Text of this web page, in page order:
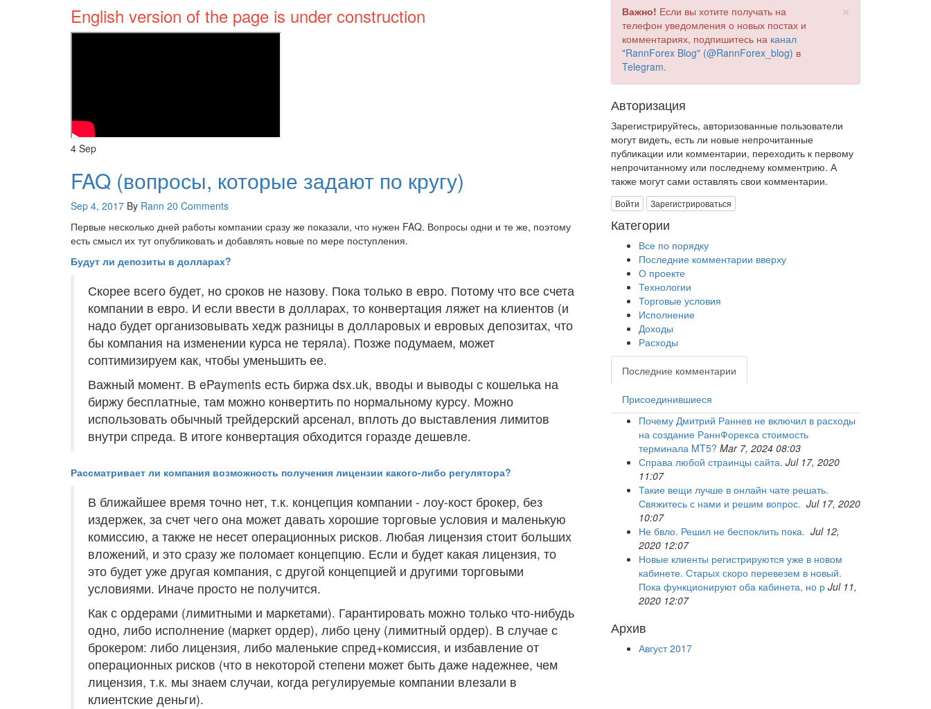
English version of the page is under construction
4 Sep
FAQ (вопросы, которые задают по кругу)
Sep 4, 2017 By Rann 20 Comments
Первые несколько дней работы компании сразу же показали, что нужен FAQ. Вопросы одни и те же, поэтому
есть смысл их тут опубликовать и добавлять новые по мере поступления.
Будут ли депозиты в долларах?
Скорее всего будет, но сроков не назову. Пока только в евро. Потому что все счета
компании в евро. И если ввести в долларах, то конвертация ляжет на клиентов (и
надо будет организовывать хедж разницы в долларовых и евровых депозитах, что
бы компания на изменении курса не теряла). Позже подумаем, может
соптимизируем как, чтобы уменьшить ее.
Важный момент. В ePayments есть биржа dsx.uk, вводы и выводы с кошелька на
биржу бесплатные, там можно конвертить по нормальному курсу. Можно
использовать обычный трейдерский арсенал, вплоть до выставления лимитов
внутри спреда. В итоге конвертация обходится горазде дешевле.
Рассматривает ли компания возможность получения лицензии какого-либо регулятора?
В ближайшее время точно нет, т.к. концепция компании - лоу-кост брокер, без
издержек, за счет чего она может давать хорошие торговые условия и маленькую
комиссию, а также не несет операционных рисков. Любая лицензия стоит больших
вложений, и это сразу же поломает концепцию. Если и будет какая лицензия, то
это будет уже другая компания, с другой концепцией и другими торговыми
условиями. Иначе просто не получится.
Как с ордерами (лимитными и маркетами). Гарантировать можно только что-нибудь
одно, либо исполнение (маркет ордер), либо цену (лимитный ордер). В случае с
брокером: либо лицензия, либо маленькие спред+комиссия, и избавление от
операционных рисков (что в некоторой степени может быть даже надежнее, чем
лицензия, т.к. мы знаем случаи, когда регулируемые компании влезали в
клиентские деньги).
×
Важно! Если вы хотите получать на
телефон уведомления о новых постах и
комментариях, подпишитесь на канал
"RannForex Blog" (@RannForex_blog) в
Telegram.
Авторизация
Зарегистрируйтесь, авторизованные пользователи
могут видеть, есть ли новые непрочитанные
публикации или комментарии, переходить к первому
непрочитанному или последнему комментрию. А
также могут сами оставлять свои комментарии.
Войти Зарегистрироваться
Категории
Все по порядку
Последние комментарии вверху
О проекте
Технологии
Торговые условия
Исполнение
Доходы
Расходы
Последние комментарии
Присоединившиеся
Почему Дмитрий Раннев не включил в расходы
на создание РаннФорекса стоимость
терминала MT5? Mar 7, 2024 08:03
Справа любой страинцы сайта. Jul 17, 2020
11:07
Такие вещи лучше в онлайн чате решать.
Свяжитесь с нами и решим вопрос. Jul 17, 2020
10:07
Не бвло. Решил не беспоклить пока. Jul 12,
2020 12:07
Новые клиенты регистрируются уже в новом
кабинете. Старых скоро перевезем в новый.
Пока функционируют оба кабинета, но р Jul 11,
2020 12:07
Архив
Август 2017